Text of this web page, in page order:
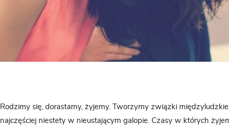
Rodzimy się, dorastamy, żyjemy. Tworzymy związki
najczęściej niestety w nieustającym galopie. Czasy w których